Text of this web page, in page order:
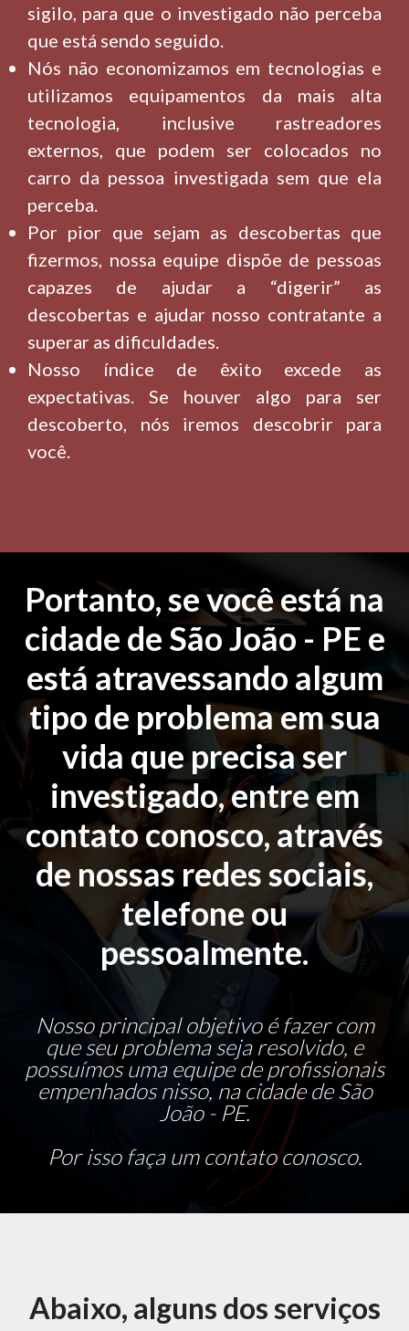
sigilo, para que o investigado não perceba
que está sendo seguido.
Nós não economizamos em tecnologias e
utilizamos equipamentos da mais alta
tecnologia, inclusive rastreadores
externos, que podem ser colocados no
carro da pessoa investigada sem que ela
perceba.
Por pior que sejam as descobertas que
fizermos, nossa equipe dispõe de pessoas
capazes de ajudar a “digerir” as
descobertas e ajudar nosso contratante a
superar as dificuldades.
Nosso índice de êxito excede as
expectativas. Se houver algo para ser
descoberto, nós iremos descobrir para
você.
Portanto, se você está na
cidade de São João - PE e
está atravessando algum
tipo de problema em sua
vida que precisa ser
investigado, entre em
contato conosco, através
de nossas redes sociais,
telefone ou
pessoalmente.
Nosso principal objetivo é fazer com
que seu problema seja resolvido, e
possuímos uma equipe de profissionais
empenhados nisso, na cidade de São
João - PE.
Por isso faça um contato conosco.
Abaixo, alguns dos serviços